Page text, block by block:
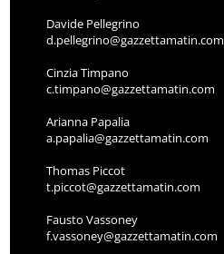
Davide Pellegrino
d.pellegrino@gazzettamatin.com
Cinzia Timpano
c.timpano@gazzettamatin.com
Arianna Papalia
a.papalia@gazzettamatin.com
Thomas Piccot
t.piccot@gazzettamatin.com
Fausto Vassoney
f.vassoney@gazzettamatin.com